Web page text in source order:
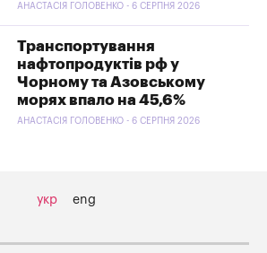
АНАСТАСІЯ ГОЛОВЕНКО - 6 СЕРПНЯ 2026
Транспортування
нафтопродуктів рф у
Чорному та Азовському
морях впало на 45,6%
АНАСТАСІЯ ГОЛОВЕНКО - 6 СЕРПНЯ 2026
укр eng